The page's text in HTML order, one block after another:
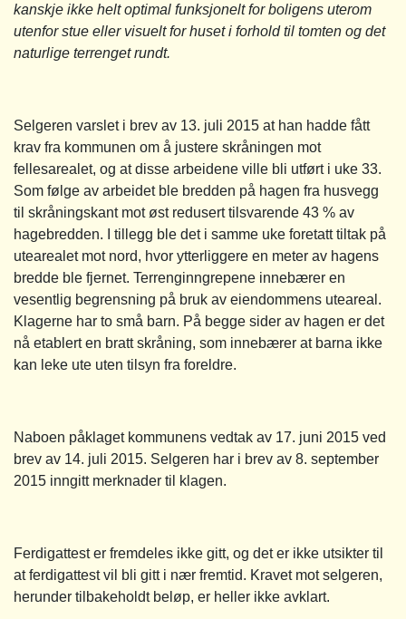
kanskje ikke helt optimal funksjonelt for boligens uterom
utenfor stue eller visuelt for huset i forhold til tomten og det
naturlige terrenget rundt.
Selgeren varslet i brev av 13. juli 2015 at han hadde fått
krav fra kommunen om å justere skråningen mot
fellesarealet, og at disse arbeidene ville bli utført i uke 33.
Som følge av arbeidet ble bredden på hagen fra husvegg
til skråningskant mot øst redusert tilsvarende 43 % av
hagebredden. I tillegg ble det i samme uke foretatt tiltak på
utearealet mot nord, hvor ytterliggere en meter av hagens
bredde ble fjernet. Terrenginngrepene innebærer en
vesentlig begrensning på bruk av eiendommens uteareal.
Klagerne har to små barn. På begge sider av hagen er det
nå etablert en bratt skråning, som innebærer at barna ikke
kan leke ute uten tilsyn fra foreldre.
Naboen påklaget kommunens vedtak av 17. juni 2015 ved
brev av 14. juli 2015. Selgeren har i brev av 8. september
2015 inngitt merknader til klagen.
Ferdigattest er fremdeles ikke gitt, og det er ikke utsikter til
at ferdigattest vil bli gitt i nær fremtid. Kravet mot selgeren,
herunder tilbakeholdt beløp, er heller ikke avklart.